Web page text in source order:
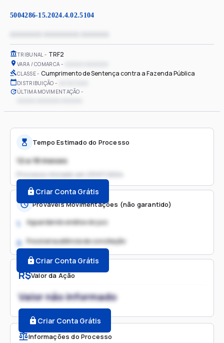
5004286-15.2024.4.02.5104
TRIBUNAL TRF2
VARA / COMARCA
CLASSE Cumprimento de Sentença contra a Fazenda Pública
DISTRIBUIÇÃO
ÚLTIMA MOVIMENTAÇÃO
R$Valor da Ação
Valor não informado
Criar Conta Grátis
Informações do Processo
Tempo Estimado do Processo
12 a 18 meses
Processo iniciado em
Criar Conta Grátis
Prováveis Movimentações (não garantido)
1. Aguardando análise do juiz
2. Possível audiência de conciliação
Criar Conta Grátis